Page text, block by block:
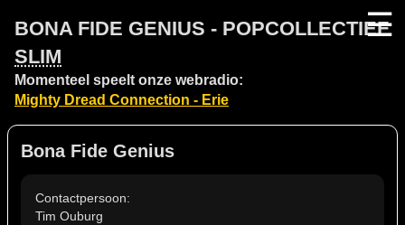
BONA FIDE GENIUS - POPCOLLECTIEF
SLIM
Momenteel speelt onze webradio:
Mighty Dread Connection - Erie
☰
Bona Fide Genius
Contactpersoon:
Tim Ouburg